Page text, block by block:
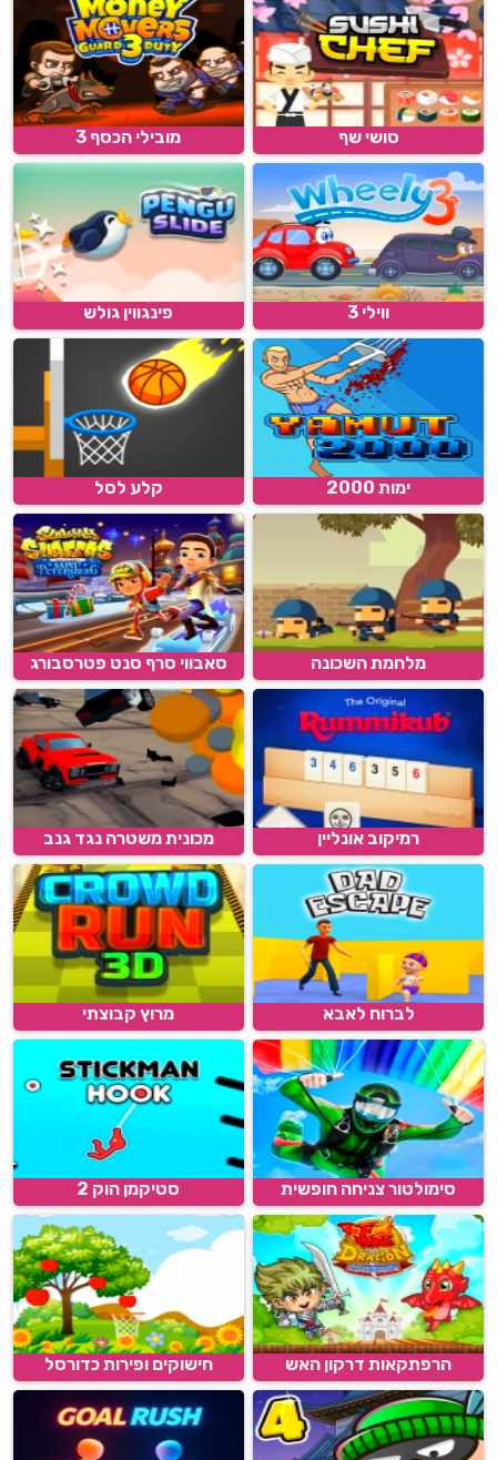
סושי שף מובילי הכסף 3
ווילי 3 פינגווין גולש
ימות 2000 קלע לסל
מלחמת השכונה סאבווי סרף סנט פטרסבורג
רמיקוב אונליין מכונית משטרה נגד גנב
לברוח לאבא מרוץ קבוצתי
סימולטור צניחה חופשית סטיקמן הוק 2
הרפתקאות דרקון האש חישוקים ופירות כדורסל